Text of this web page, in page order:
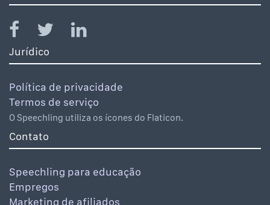
Jurídico
Política de privacidade
Termos de serviço
O Speechling utiliza os ícones do Flaticon.
Contato
Speechling para educação
Empregos
Marketing de afiliados